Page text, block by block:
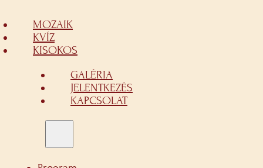
MOZAIK
KVÍZ
KISOKOS
GALÉRIA
JELENTKEZÉS
KAPCSOLAT